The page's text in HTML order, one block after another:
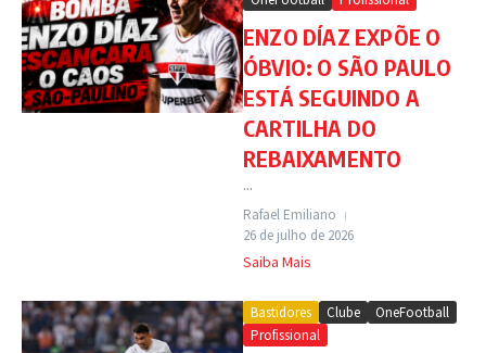
ENZO DÍAZ EXPÕE O
ÓBVIO: O SÃO PAULO
ESTÁ SEGUINDO A
CARTILHA DO
REBAIXAMENTO
...
Rafael Emiliano
26 de julho de 2026
Saiba Mais
Bastidores Clube
OneFootball
Profissional